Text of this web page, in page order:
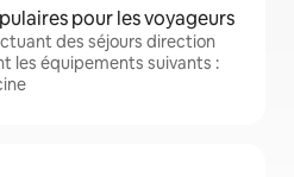
pour les voyageurs
des séjours direction
les équipements suivants :